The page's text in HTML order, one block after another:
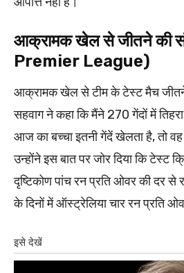
आक्रामक खेल से जीतने की
Premier League)
आक्रामक खेल से टीम के टेस्ट मैच जीतने
सहवाग ने कहा कि मैंने 270 गेंदों में
आज का बच्चा इतनी गेंदें खेलता है, तो
उन्होंने इस बात पर जोर दिया कि टेस्ट
दृष्टिकोण पांच रन प्रति ओवर की दर
के दिनों में ऑस्ट्रेलिया चार रन प्रति